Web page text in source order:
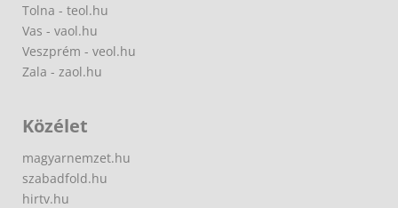
Tolna - teol.hu
Vas - vaol.hu
Veszprém - veol.hu
Zala - zaol.hu
Közélet
magyarnemzet.hu
szabadfold.hu
hirtv.hu